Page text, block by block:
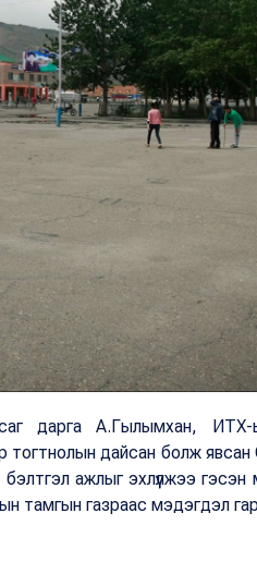
дарга А.Гылымхан,
дайсан болж явсан
ажлыг эхлүүлжээ
тамгын газраас мэдэгдэл